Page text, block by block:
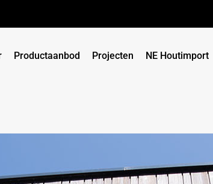
Productaanbod Projecten NE Houtimport